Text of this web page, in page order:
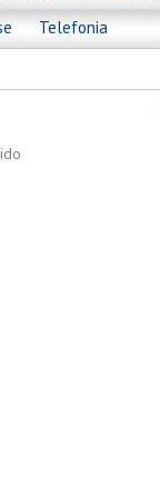
Telefonia